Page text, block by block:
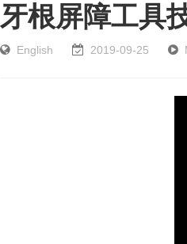
牙根屏障工具
English 2019-09-25